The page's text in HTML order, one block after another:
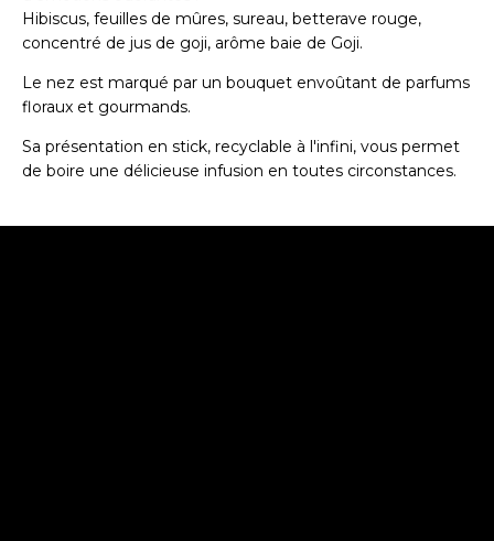
Hibiscus, feuilles de mûres, sureau, betterave rouge,
concentré de jus de goji, arôme baie de Goji.
Le nez est marqué par un bouquet envoûtant de parfums
floraux et gourmands.
Sa présentation en stick, recyclable à l'infini, vous permet
de boire une délicieuse infusion en toutes circonstances.